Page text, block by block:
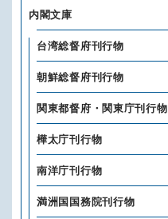
内閣文庫
台湾総督府刊行物
朝鮮総督府刊行物
関東都督府・関東庁刊行物
樺太庁刊行物
南洋庁刊行物
満洲国国務院刊行物